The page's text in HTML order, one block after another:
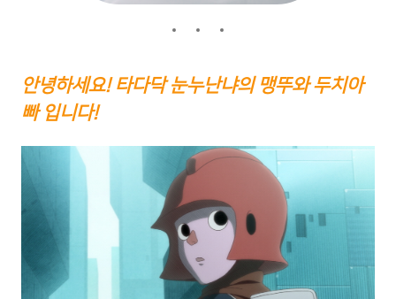
안녕하세요! 타다닥 눈누난냐의 맹뚜와 두치아
빠 입니다!